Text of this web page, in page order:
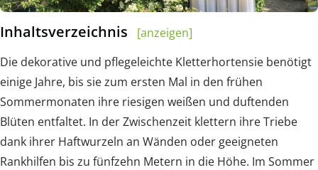
Inhaltsverzeichnis
[anzeigen]
Die dekorative und pflegeleichte Kletterhortensie benötigt
einige Jahre, bis sie zum ersten Mal in den frühen
Sommermonaten ihre riesigen weißen und duftenden
Blüten entfaltet. In der Zwischenzeit klettern ihre Triebe
dank ihrer Haftwurzeln an Wänden oder geeigneten
Rankhilfen bis zu fünfzehn Metern in die Höhe. Im Sommer